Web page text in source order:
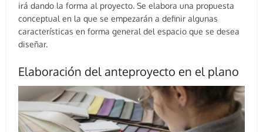
irá dando la forma al proyecto. Se elabora una propuesta
conceptual en la que se empezarán a definir algunas
características en forma general del espacio que se desea
diseñar.
Elaboración del anteproyecto en el plano